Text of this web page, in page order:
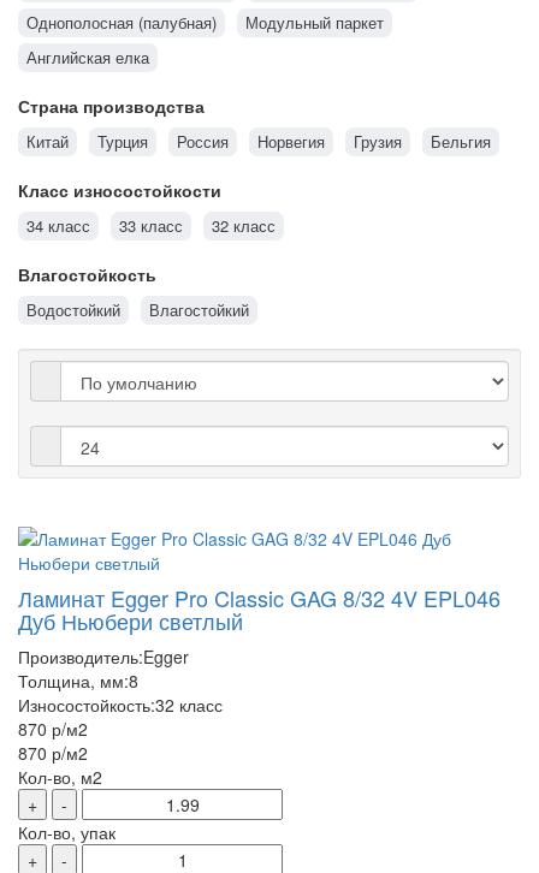
Однополосная (палубная)
Модульный паркет
Английская елка
Страна производства
Китай Турция Россия Норвегия Грузия Бельгия
Класс износостойкости
34 класс 33 класс 32 класс
Влагостойкость
Водостойкий Влагостойкий
Ламинат Egger Pro Classic GAG 8/32 4V EPL046
Дуб Ньюбери светлый
Производитель:Egger
Толщина, мм:8
Износостойкость:32 класс
870 р/м2
870 р/м2
Кол-во, м2
+
-
Кол-во, упак
+
-